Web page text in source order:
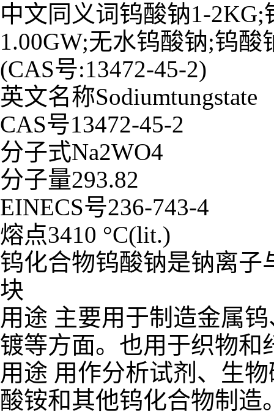
中文同义词钨酸钠1-
1.00GW;无水钨酸钠;钨
(CAS号:13472-45-2)
英文名称Sodiumtungstate
CAS号13472-45-2
分子式Na2WO4
分子量293.82
EINECS号236-743-4
熔点3410 °C(lit.)
钨化合物钨酸钠是钠离子
块
用途 主要用于制造金属
镀等方面。也用于织物和
用途 用作分析试剂、生
酸铵和其他钨化合物制造